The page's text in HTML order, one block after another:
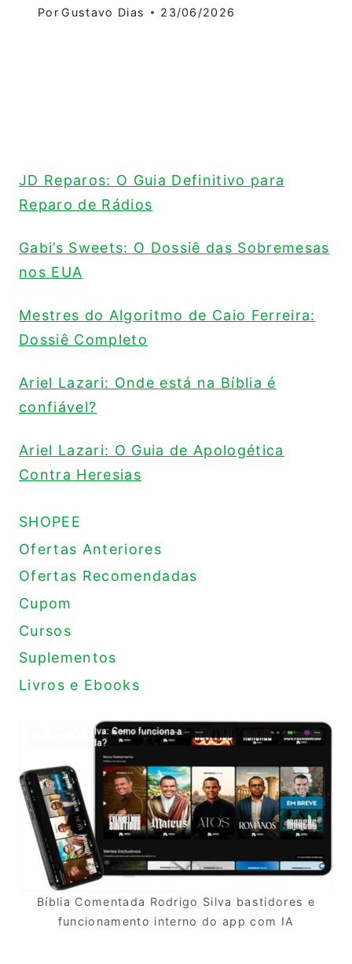
Por Gustavo Dias 23/06/2026
JD Reparos: O Guia Definitivo para
Reparo de Rádios
Gabi’s Sweets: O Dossiê das Sobremesas
nos EUA
Mestres do Algoritmo de Caio Ferreira:
Dossiê Completo
Ariel Lazari: Onde está na Bíblia é
confiável?
Ariel Lazari: O Guia de Apologética
Contra Heresias
SHOPEE
Ofertas Anteriores
Ofertas Recomendadas
Cupom
Cursos
Suplementos
Livros e Ebooks
Bíblia Comentada Rodrigo Silva bastidores e
funcionamento interno do app com IA